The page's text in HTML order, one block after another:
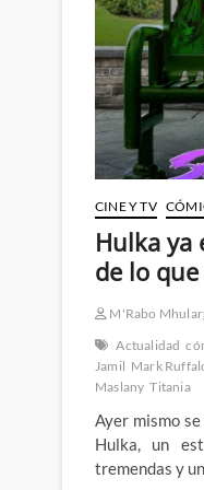
CINE Y TV
Hulka ya
de lo
M'Rabo
Actualidad
Jamil Mark
Maslany Titania
Ayer mismo
Hulka, un
tremendas y